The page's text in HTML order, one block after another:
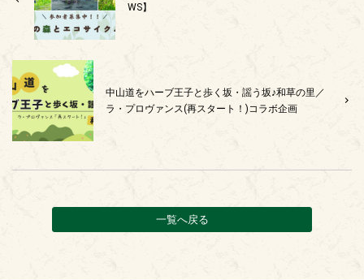
WS】
中山道をハーブ王子と歩く坂・謡う坂♪和草の里／
ラ・プロヴァンス(再スタート！)コラボ企画
一覧へ戻る